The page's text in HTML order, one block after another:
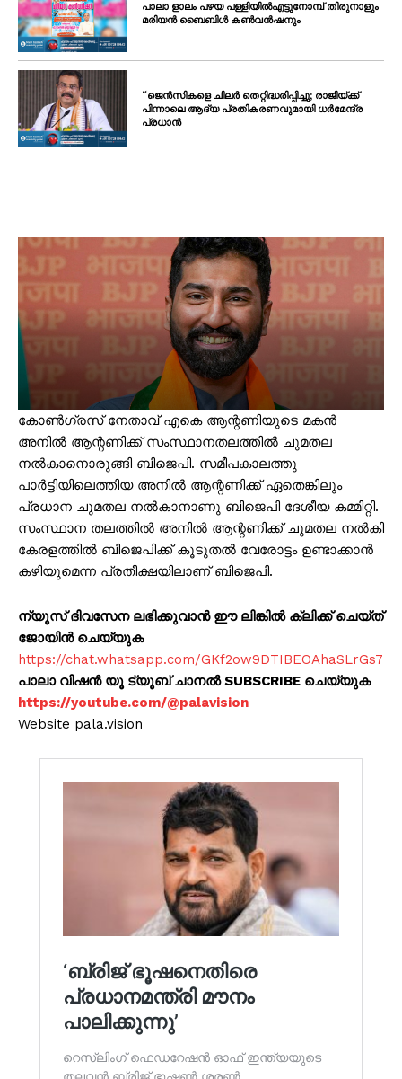
പാലാ ളാലം പഴയ പള്ളിയിൽഎട്ടുനോമ്പ് തിരുനാളും
മരിയൻ ബൈബിൾ കൺവൻഷനും
“ജെൻസികളെ ചിലർ തെറ്റിദ്ധരിപ്പിച്ചു; രാജിയ്ക്ക്
പിന്നാലെ ആദ്യ പ്രതികരണവുമായി ധർമേന്ദ്ര
പ്രധാൻ
കോൺഗ്രസ് നേതാവ് എകെ ആന്റണിയുടെ മകൻ
അനിൽ ആന്റണിക്ക് സംസ്ഥാനതലത്തിൽ ചുമതല
നൽകാനൊരുങ്ങി ബിജെപി. സമീപകാലത്തു
പാർട്ടിയിലെത്തിയ അനിൽ ആന്റണിക്ക് ഏതെങ്കിലും
പ്രധാന ചുമതല നൽകാനാണു ബിജെപി ദേശീയ കമ്മിറ്റി.
സംസ്ഥാന തലത്തിൽ അനിൽ ആന്റണിക്ക് ചുമതല നൽകി
കേരളത്തിൽ ബിജെപിക്ക് കൂടുതൽ വേരോട്ടം ഉണ്ടാക്കാൻ
കഴിയുമെന്ന പ്രതീക്ഷയിലാണ് ബിജെപി.
ന്യൂസ് ദിവസേന ലഭിക്കുവാൻ ഈ ലിങ്കിൽ ക്ലിക്ക് ചെയ്ത്
ജോയിൻ ചെയ്യുക
https://chat.whatsapp.com/GKf2ow9DTIBEOAhaSLrGs7
പാലാ വിഷൻ യൂ ട്യൂബ് ചാനൽ SUBSCRIBE ചെയ്യുക
https://youtube.com/@palavision
Website pala.vision